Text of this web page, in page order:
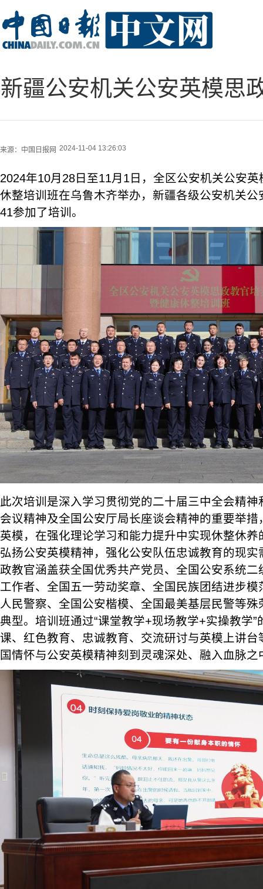
新疆公安机关公安英模思
来源： 中国日报网 2024-11-04 13:26:03
2024年10月28日至11月1日，全区公安机关公安
休整培训班在乌鲁木齐举办，新疆各级公安机关
41参加了培训。
此次培训是深入学习贯彻党的二十届三中全会精
会议精神及全国公安厅局长座谈会精神的重要举
英模，在强化理论学习和能力提升中实现休整休
弘扬公安英模精神，强化公安队伍忠诚教育的现
政教官涵盖获全国优秀共产党员、全国公安系统
工作者、全国五一劳动奖章、全国民族团结进步
人民警察、全国公安楷模、全国最美基层民警等
典型。培训班通过“课堂教学+现场教学+实操教学
课、红色教育、忠诚教育、交流研讨与英模上讲
国情怀与公安英模精神刻到灵魂深处、融入血脉之